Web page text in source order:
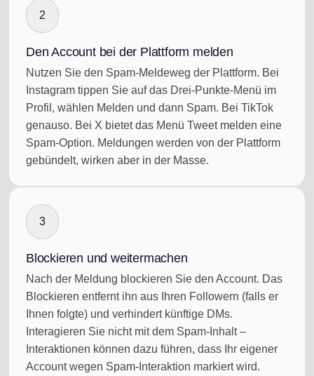
2
Den Account bei der Plattform melden
Nutzen Sie den Spam-Meldeweg der Plattform. Bei
Instagram tippen Sie auf das Drei-Punkte-Menü im
Profil, wählen Melden und dann Spam. Bei TikTok
genauso. Bei X bietet das Menü Tweet melden eine
Spam-Option. Meldungen werden von der Plattform
gebündelt, wirken aber in der Masse.
3
Blockieren und weitermachen
Nach der Meldung blockieren Sie den Account. Das
Blockieren entfernt ihn aus Ihren Followern (falls er
Ihnen folgte) und verhindert künftige DMs.
Interagieren Sie nicht mit dem Spam-Inhalt –
Interaktionen können dazu führen, dass Ihr eigener
Account wegen Spam-Interaktion markiert wird.